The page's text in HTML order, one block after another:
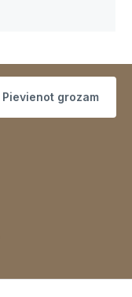
Pievienot grozam